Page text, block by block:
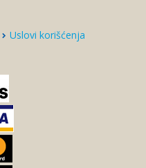
Uslovi korišćenja